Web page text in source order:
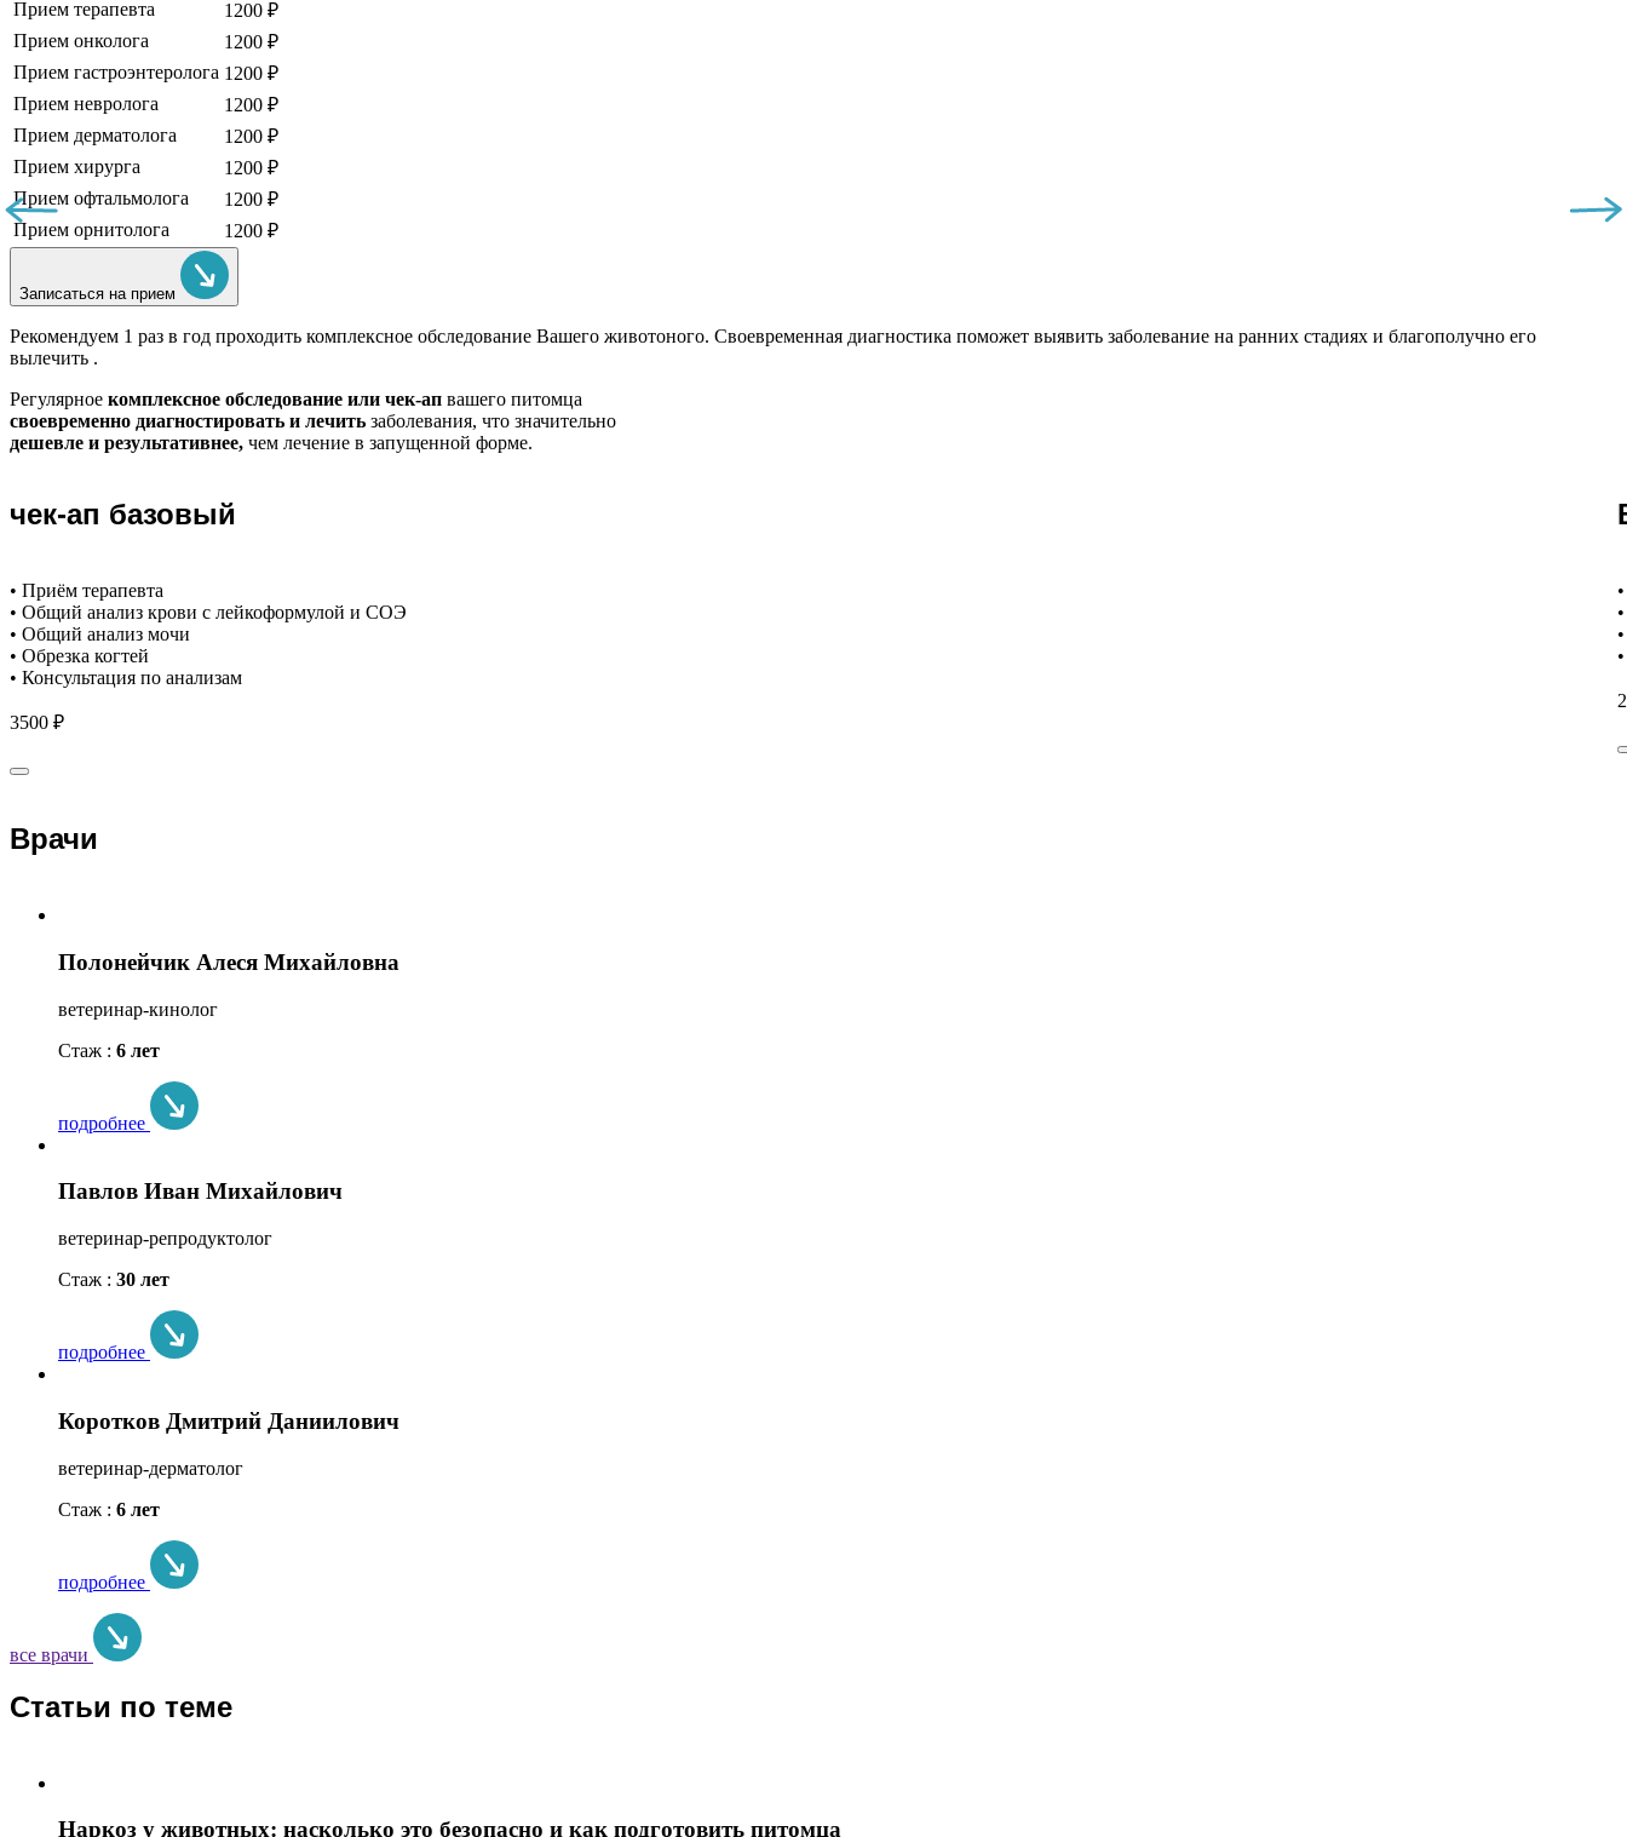
Прием терапевта
1200 ₽
Прием онколога
1200 ₽
Прием гастроэнтеролога 1200 ₽
Прием невролога
1200 ₽
Прием дерматолога
1200 ₽
Прием хирурга
1200 ₽
Прием офтальмолога
1200 ₽
Прием орнитолога
1200 ₽
Записаться на прием
Рекомендуем 1 раз в год проходить комплексное обследование Вашего животоного. Своевременная диагностика поможет выявить заболевание на ранних стадиях и благополучно его
вылечить .
Регулярное комплексное обследование или чек-ап вашего питомца
своевременно диагностировать и лечить заболевания, что значительно
дешевле и результативнее, чем лечение в запущенной форме.
чек-ап базовый
• Приём терапевта
• Общий анализ крови с лейкоформулой и СОЭ
• Общий анализ мочи
• Обрезка когтей
• Консультация по анализам
3500 ₽
Врачи
Полонейчик Алеся Михайловна
ветеринар-кинолог
Стаж : 6 лет
подробнее
Павлов Иван Михайлович
ветеринар-репродуктолог
Стаж : 30 лет
подробнее
Коротков Дмитрий Даниилович
ветеринар-дерматолог
Стаж : 6 лет
подробнее
все врачи
Статьи по теме
Наркоз у животных: насколько это безопасно и как подготовить питомца